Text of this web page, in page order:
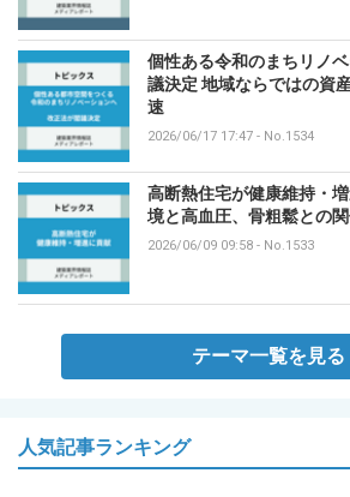
個性ある令和のまちリノ
議決定 地域ならではの資
速
2026/06/17 17:47 - No.1534
高断熱住宅が健康維持・
境と高血圧、骨粗鬆との
2026/06/09 09:58 - No.1533
テーマ一覧を見る
人気記事ランキング